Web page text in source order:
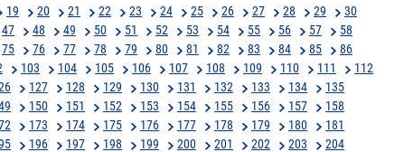
19 20 21 22 23 24 25 26 27 28 29
30
47 48 49 50 51 52 53 54 55 56 57
58
75 76 77 78 79 80 81 82 83 84 85
86
103 104 105 106 107 108 109 110 111
112
127 128 129 130 131 132 133 134
135
150 151 152 153 154 155 156 157
158
173 174 175 176 177 178 179 180
181
196 197 198 199 200 201 202 203
204